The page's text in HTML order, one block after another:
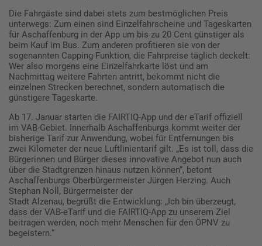
Die Fahrgäste sind dabei stets zum bestmöglichen Preis
unterwegs: Zum einen sind Einzelfahrscheine und Tageskarten
für Aschaffenburg in der App um bis zu 20 Cent günstiger als
beim Kauf im Bus. Zum anderen profitieren sie von der
sogenannten Capping-Funktion, die Fahrpreise täglich deckelt:
Wer also morgens eine Einzelfahrkarte löst und am
Nachmittag weitere Fahrten antritt, bekommt nicht die
einzelnen Strecken berechnet, sondern automatisch die
günstigere Tageskarte.
Ab 17. Januar starten die FAIRTIQ-App und der eTarif offiziell
im VAB-Gebiet. Innerhalb Aschaffenburgs kommt weiter der
bisherige Tarif zur Anwendung, wobei für Entfernungen bis
zwei Kilometer der neue Luftlinientarif gilt. „Es ist toll, dass die
Bürgerinnen und Bürger dieses innovative Angebot nun auch
über die Stadtgrenzen hinaus nutzen können“, betont
Aschaffenburgs Oberbürgermeister Jürgen Herzing. Auch
Stephan Noll, Bürgermeister der
Stadt Alzenau, begrüßt die Entwicklung: „Ich bin überzeugt,
dass der VAB-eTarif und die FAIRTIQ-App zu unserem Ziel
beitragen werden, noch mehr Menschen für den ÖPNV zu
begeistern.“